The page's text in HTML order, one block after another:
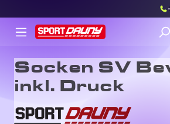
Socken SV
inkl. Druck